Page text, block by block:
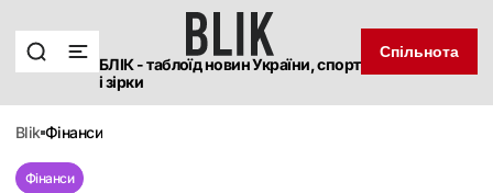
БЛІК - таблоїд новин України, спорт
і зірки
Спільнота
blik фінанси
Фінанси